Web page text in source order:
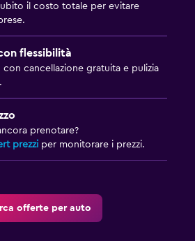
il costo totale per evitare
flessibilità
con cancellazione gratuita e pulizia
prenotare?
prezzi per monitorare i prezzi.
offerte per auto